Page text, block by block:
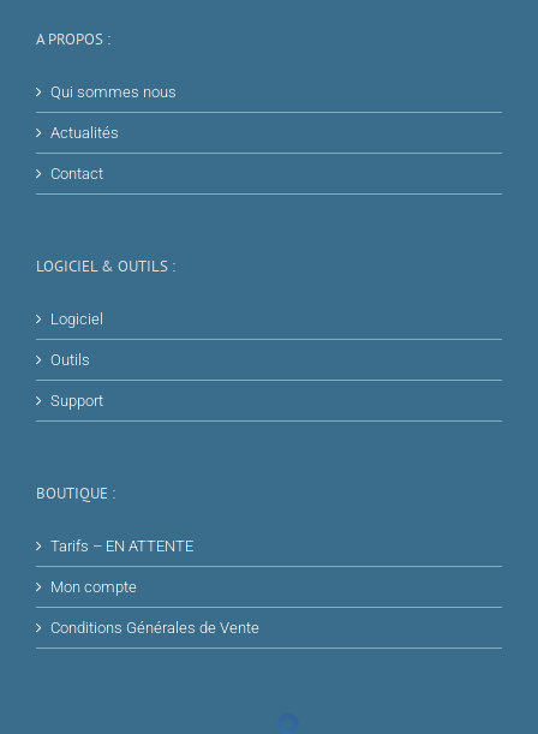
A PROPOS :
Qui sommes nous
Actualités
Contact
LOGICIEL & OUTILS :
Logiciel
Outils
Support
BOUTIQUE :
Tarifs – EN ATTENTE
Mon compte
Conditions Générales de Vente